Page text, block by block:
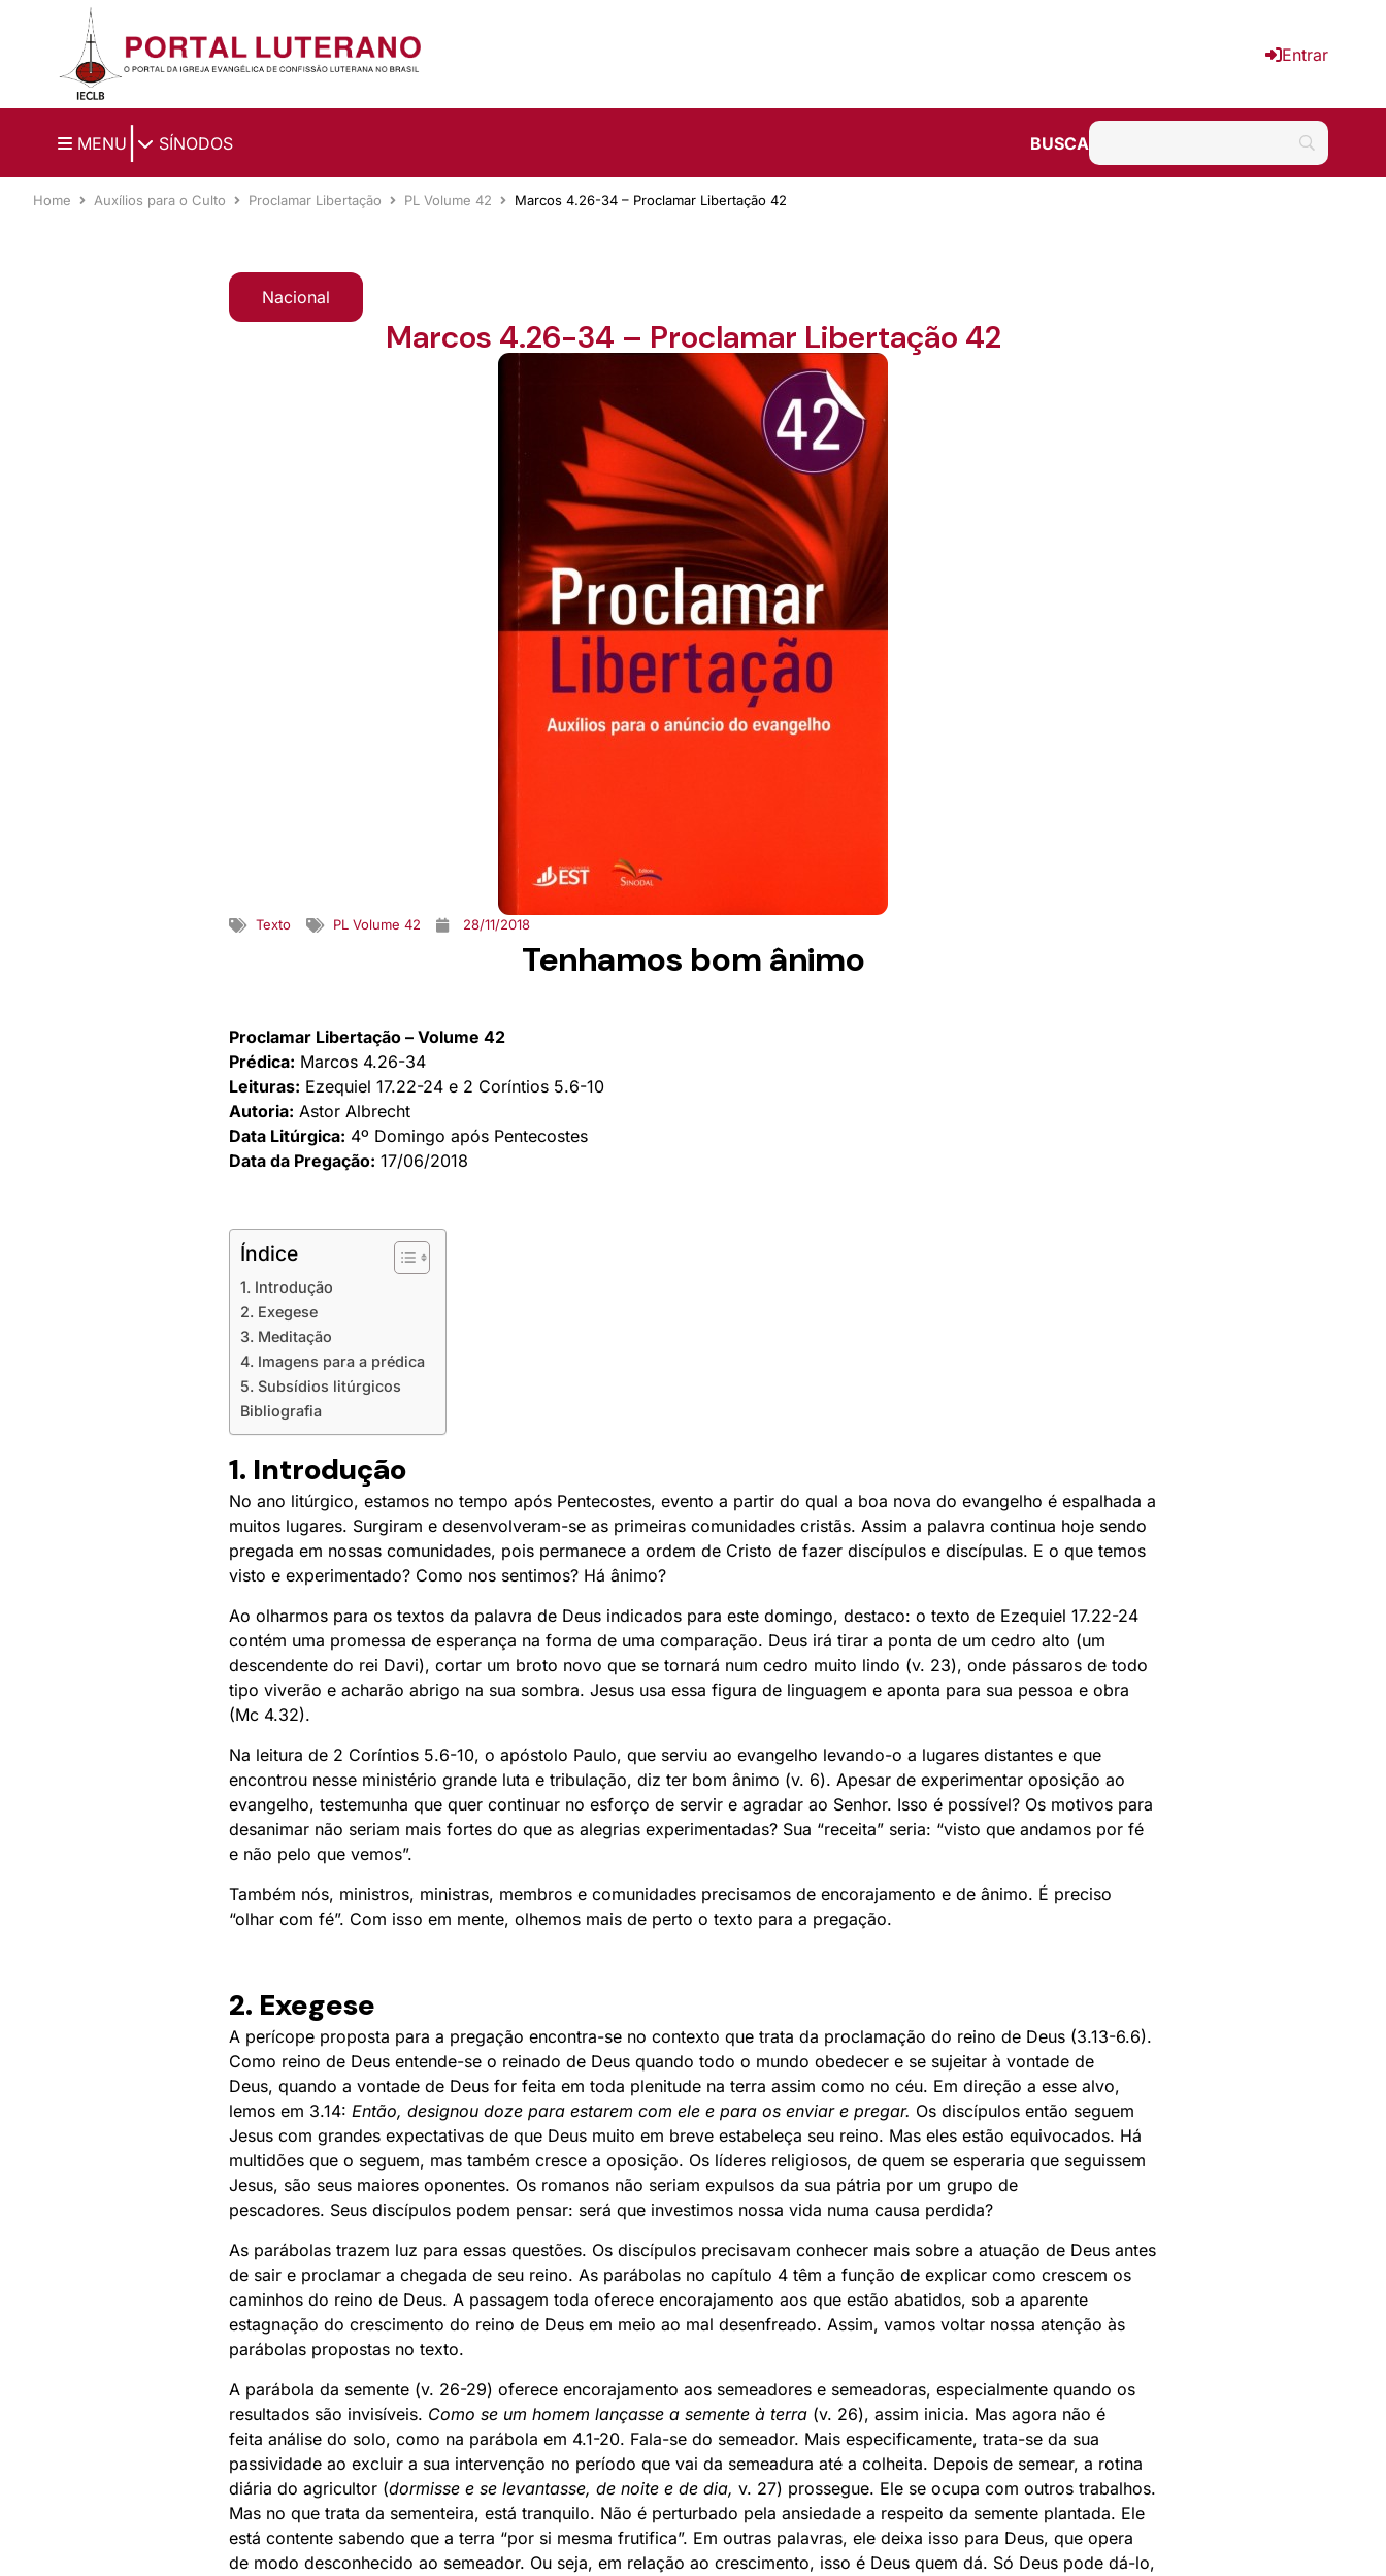
Ir para o conteúdo principal
Entrar
MENU SÍNODOS BUSCA
Home Auxílios para o Culto Proclamar Libertação PL Volume 42 Marcos 4.26-34 – Proclamar Libertação 42
Nacional
Marcos 4.26-34 – Proclamar Libertação 42
Texto PL Volume 42 28/11/2018
Tenhamos bom ânimo
Proclamar Libertação – Volume 42
Prédica: Marcos 4.26-34
Leituras: Ezequiel 17.22-24 e 2 Coríntios 5.6-10
Autoria: Astor Albrecht
Data Litúrgica: 4º Domingo após Pentecostes
Data da Pregação: 17/06/2018
Índice
1. Introdução
2. Exegese
3. Meditação
4. Imagens para a prédica
5. Subsídios litúrgicos
Bibliografia
1. Introdução
No ano litúrgico, estamos no tempo após Pentecostes, evento a partir do qual a boa nova do evangelho é espalhada a
muitos lugares. Surgiram e desenvolveram-se as primeiras comunidades cristãs. Assim a palavra continua hoje sendo
pregada em nossas comunidades, pois permanece a ordem de Cristo de fazer discípulos e discípulas. E o que temos
visto e experimentado? Como nos sentimos? Há ânimo?
Ao olharmos para os textos da palavra de Deus indicados para este domingo, destaco: o texto de Ezequiel 17.22-24
contém uma promessa de esperança na forma de uma comparação. Deus irá tirar a ponta de um cedro alto (um
descendente do rei Davi), cortar um broto novo que se tornará num cedro muito lindo (v. 23), onde pássaros de todo
tipo viverão e acharão abrigo na sua sombra. Jesus usa essa figura de linguagem e aponta para sua pessoa e obra
(Mc 4.32).
Na leitura de 2 Coríntios 5.6-10, o apóstolo Paulo, que serviu ao evangelho levando-o a lugares distantes e que
encontrou nesse ministério grande luta e tribulação, diz ter bom ânimo (v. 6). Apesar de experimentar oposição ao
evangelho, testemunha que quer continuar no esforço de servir e agradar ao Senhor. Isso é possível? Os motivos para
desanimar não seriam mais fortes do que as alegrias experimentadas? Sua “receita” seria: “visto que andamos por fé
e não pelo que vemos”.
Também nós, ministros, ministras, membros e comunidades precisamos de encorajamento e de ânimo. É preciso
“olhar com fé”. Com isso em mente, olhemos mais de perto o texto para a pregação.
2. Exegese
A perícope proposta para a pregação encontra-se no contexto que trata da proclamação do reino de Deus (3.13-6.6).
Como reino de Deus entende-se o reinado de Deus quando todo o mundo obedecer e se sujeitar à vontade de
Deus, quando a vontade de Deus for feita em toda plenitude na terra assim como no céu. Em direção a esse alvo,
lemos em 3.14: Então, designou doze para estarem com ele e para os enviar e pregar. Os discípulos então seguem
Jesus com grandes expectativas de que Deus muito em breve estabeleça seu reino. Mas eles estão equivocados. Há
multidões que o seguem, mas também cresce a oposição. Os líderes religiosos, de quem se esperaria que seguissem
Jesus, são seus maiores oponentes. Os romanos não seriam expulsos da sua pátria por um grupo de
pescadores. Seus discípulos podem pensar: será que investimos nossa vida numa causa perdida?
As parábolas trazem luz para essas questões. Os discípulos precisavam conhecer mais sobre a atuação de Deus antes
de sair e proclamar a chegada de seu reino. As parábolas no capítulo 4 têm a função de explicar como crescem os
caminhos do reino de Deus. A passagem toda oferece encorajamento aos que estão abatidos, sob a aparente
estagnação do crescimento do reino de Deus em meio ao mal desenfreado. Assim, vamos voltar nossa atenção às
parábolas propostas no texto.
A parábola da semente (v. 26-29) oferece encorajamento aos semeadores e semeadoras, especialmente quando os
resultados são invisíveis. Como se um homem lançasse a semente à terra (v. 26), assim inicia. Mas agora não é
feita análise do solo, como na parábola em 4.1-20. Fala-se do semeador. Mais especificamente, trata-se da sua
passividade ao excluir a sua intervenção no período que vai da semeadura até a colheita. Depois de semear, a rotina
diária do agricultor (dormisse e se levantasse, de noite e de dia, v. 27) prossegue. Ele se ocupa com outros trabalhos.
Mas no que trata da sementeira, está tranquilo. Não é perturbado pela ansiedade a respeito da semente plantada. Ele
está contente sabendo que a terra “por si mesma frutifica”. Em outras palavras, ele deixa isso para Deus, que opera
de modo desconhecido ao semeador. Ou seja, em relação ao crescimento, isso é Deus quem dá. Só Deus pode dá-lo,